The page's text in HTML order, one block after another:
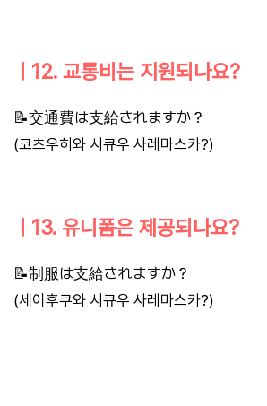
ㅣ12. 교통비는 지원되나요?
📝交通費は支給されますか？
(코츠우히와 시큐우 사레마스카?)
ㅣ13. 유니폼은 제공되나요?
📝制服は支給されますか？
(세이후쿠와 시큐우 사레마스카?)